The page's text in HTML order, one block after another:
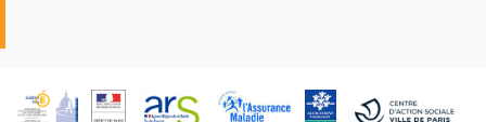
Nos